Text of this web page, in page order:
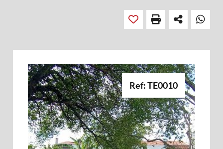
Ref: TE0010